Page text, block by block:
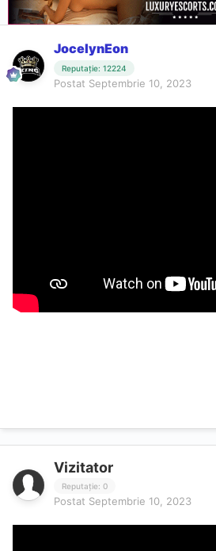
JocelynEon
Reputație: 12224
Postat Septembrie 10, 2023
Vizitator
Reputație: 0
Postat Septembrie 10, 2023